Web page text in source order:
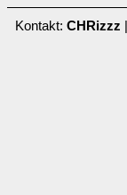
Kontakt: CHRizzz